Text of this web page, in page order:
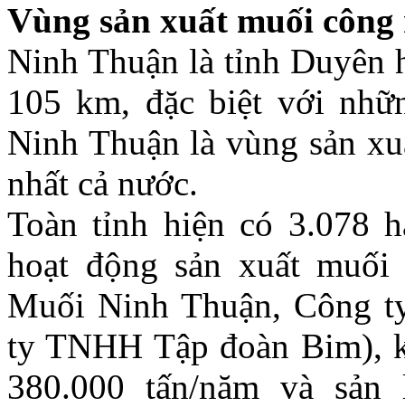
Vùng sản xuất muối
Ninh Thuận là tỉnh Duyên
105 km, đặc biệt với
Ninh Thuận là vùng sản
nhất cả nước.
Toàn tỉnh hiện có 3.078
hoạt động sản xuất
Muối Ninh Thuận, Công
ty TNHH Tập đoàn Bim),
380.000 tấn/năm và